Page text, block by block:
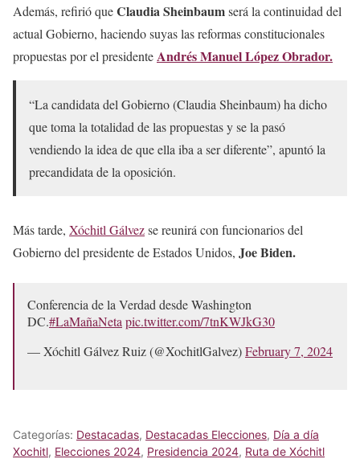
Además, refirió queClaudia Sheinbaumserá la continuidad del
actual Gobierno, haciendo suyas las reformas constitucionales
propuestas por el presidenteAndrés Manuel López Obrador.
“La candidata del Gobierno (Claudia Sheinbaum) ha dicho
que toma la totalidad de las propuestas y se la pasó
vendiendo la idea de que ella iba a ser diferente”, apuntó la
precandidata de la oposición.
Más tarde, Xóchitl Gálvezse reunirá con funcionarios del
Gobierno del presidente de Estados Unidos, Joe Biden.
Conferencia de la Verdad desde Washington
DC.#LaMañaNeta pic.twitter.com/7tnKWJkG30
— Xóchitl Gálvez Ruiz (@XochitlGalvez)February 7, 2024
Categorías: Destacadas, Destacadas Elecciones, Día a día
Xochitl, Elecciones 2024, Presidencia 2024, Ruta de Xóchitl